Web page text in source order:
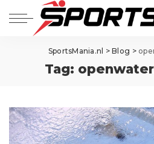
SportsMania.nl >Blog >
Tag: